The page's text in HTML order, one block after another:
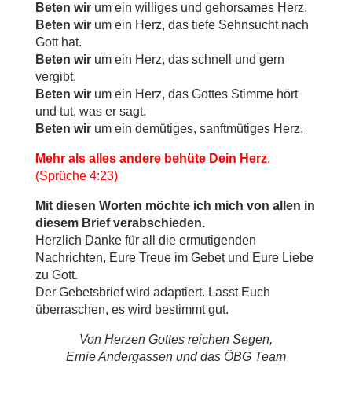
Beten wirum ein williges und gehorsames Herz.
Beten wirum ein Herz, das tiefe Sehnsucht nach
Gott hat.
Beten wirum ein Herz, das schnell und gern
vergibt.
Beten wirum ein Herz, das Gottes Stimme hört
und tut, was er sagt.
Beten wir um ein demütiges, sanftmütiges Herz.
Mehr als alles andere behüte Dein Herz.
(Sprüche 4:23)
Mit diesen Worten möchte ich mich von allen in
diesem Brief verabschieden.
Herzlich Danke für all die ermutigenden
Nachrichten, Eure Treue im Gebet und Eure Liebe
zu Gott.
Der Gebetsbrief wird adaptiert. Lasst Euch
überraschen, es wird bestimmt gut.
Von Herzen Gottes reichen Segen,
Ernie Andergassen und das ÖBG Team